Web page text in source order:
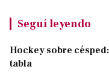
Seguí leyendo
Hockey sobre
tabla